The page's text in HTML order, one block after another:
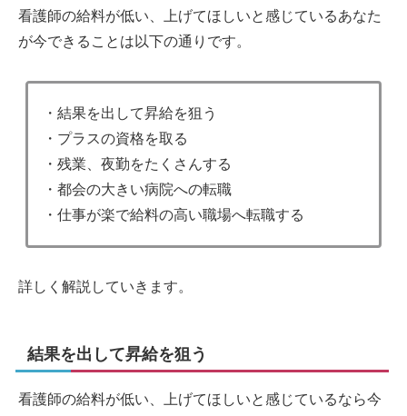
看護師の給料が低い、上げてほしいと感じているあなた
が今できることは以下の通りです。
・結果を出して昇給を狙う
・プラスの資格を取る
・残業、夜勤をたくさんする
・都会の大きい病院への転職
・仕事が楽で給料の高い職場へ転職する
詳しく解説していきます。
結果を出して昇給を狙う
看護師の給料が低い、上げてほしいと感じているなら今